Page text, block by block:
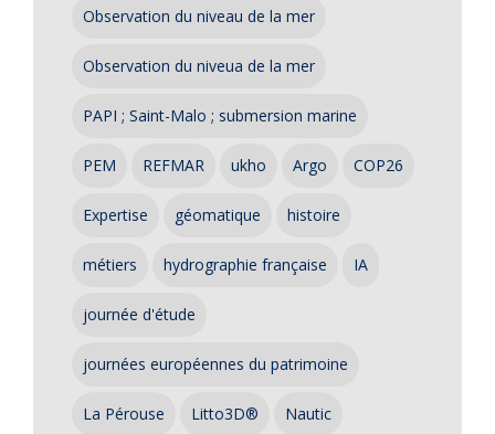
Observation du niveau de la mer
Observation du niveua de la mer
PAPI ; Saint-Malo ; submersion marine
PEM REFMAR ukho Argo COP26
Expertise géomatique histoire
métiers hydrographie française IA
journée d'étude
journées européennes du patrimoine
La Pérouse Litto3D® Nautic